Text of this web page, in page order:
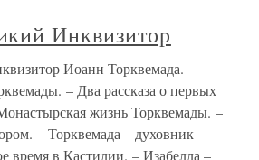
Инквизитор
Иоанн Торквемада. –
– Два рассказа о первых
жизнь Торквемады. –
– Торквемада – духовник
время в Кастилии. – Изабелла –